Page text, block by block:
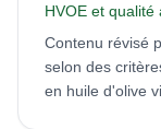
HVOE et qualité
Contenu révisé
selon des
en huile d'olive